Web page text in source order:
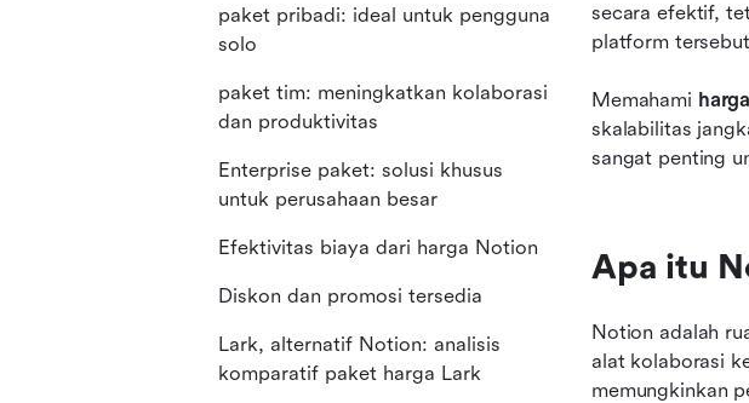
secara efektif,
platform
Memahami
skalabilitas
sangat penting
Apa itu
Notion adalah
alat kolaborasi
memungkinkan
paket pribadi: ideal untuk pengguna
solo
paket tim: meningkatkan kolaborasi
dan produktivitas
Enterprise paket: solusi khusus
untuk perusahaan besar
Efektivitas biaya dari harga Notion
Diskon dan promosi tersedia
Lark, alternatif Notion: analisis
komparatif paket harga Lark